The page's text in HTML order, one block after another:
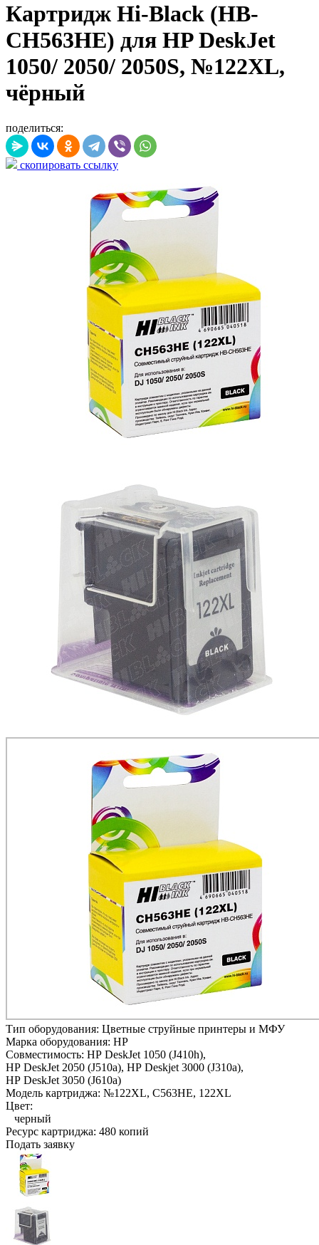
Картридж Hi-Black (HB-
CH563HE) для HP DeskJet
1050/ 2050/ 2050S, №122XL,
чёрный
поделиться:
скопировать ссылку
Тип оборудования: Цветные струйные принтеры и МФУ
Марка оборудования: HP
Совместимость: HP DeskJet 1050 (J410h),
HP DeskJet 2050 (J510a), HP Deskjet 3000 (J310a),
HP DeskJet 3050 (J610a)
Модель картриджа: №122XL, C563HE, 122XL
Цвет:
черный
Ресурс картриджа: 480 копий
Подать заявку